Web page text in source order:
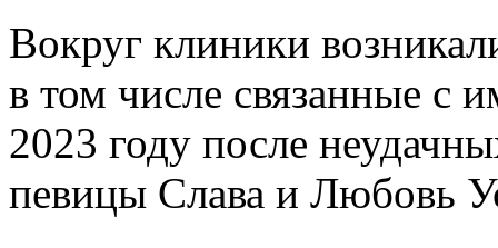
Вокруг клиники
в том числе связанные с
2023 году после
певицы Слава и Любовь